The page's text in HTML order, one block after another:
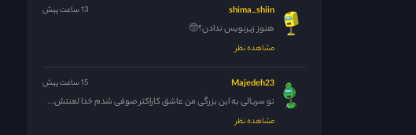
shima_shiin 13 ساعت پیش
هنوز زیرنویس ندادن؟🥺
مشاهده نظر
Majedeh23 15 ساعت پیش
تو سریالی به این بزرگی من عاشق کاراکتر صوفی شدم خدا لعنتش...
مشاهده نظر